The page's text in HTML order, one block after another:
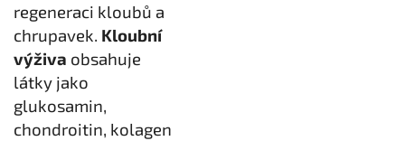
regeneraci kloubů a
chrupavek. Kloubní
výživa obsahuje
látky jako
glukosamin,
chondroitin, kolagen